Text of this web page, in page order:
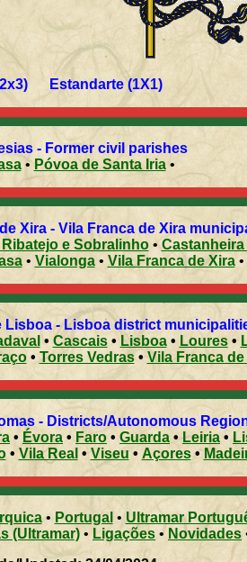
Estandarte (1X1)
- Former civil parishes
• Póvoa de Santa Iria•
Xira - Vila Franca de Xira
e Sobralinho•
• Vialonga• Vila Franca de Xira•
distrito de Lisboa - Lisboa district
• Cascais• Lisboa• Loures•
• Torres Vedras•Vila Franca de
Autónomas - Districts/Autonomous
• Évora • Faro • Guarda •Leiria •
• Vila Real • Viseu• Açores •
• Portugal • Ultramar
(Ultramar) • Ligações • Novidades